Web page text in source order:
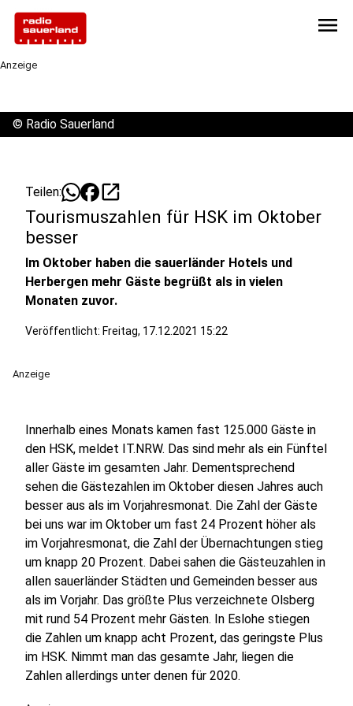
menu
Anzeige
© Radio Sauerland
Teilen: open_in_new
Tourismuszahlen für HSK im Oktober
besser
Im Oktober haben die sauerländer Hotels und
Herbergen mehr Gäste begrüßt als in vielen
Monaten zuvor.
Veröffentlicht: Freitag, 17.12.2021 15:22
Anzeige
Innerhalb eines Monats kamen fast 125.000 Gäste in
den HSK, meldet IT.NRW. Das sind mehr als ein Fünftel
aller Gäste im gesamten Jahr. Dementsprechend
sehen die Gästezahlen im Oktober diesen Jahres auch
besser aus als im Vorjahresmonat. Die Zahl der Gäste
bei uns war im Oktober um fast 24 Prozent höher als
im Vorjahresmonat, die Zahl der Übernachtungen stieg
um knapp 20 Prozent. Dabei sahen die Gästeuzahlen in
allen sauerländer Städten und Gemeinden besser aus
als im Vorjahr. Das größte Plus verzeichnete Olsberg
mit rund 54 Prozent mehr Gästen. In Eslohe stiegen
die Zahlen um knapp acht Prozent, das geringste Plus
im HSK. Nimmt man das gesamte Jahr, liegen die
Zahlen allerdings unter denen für 2020.